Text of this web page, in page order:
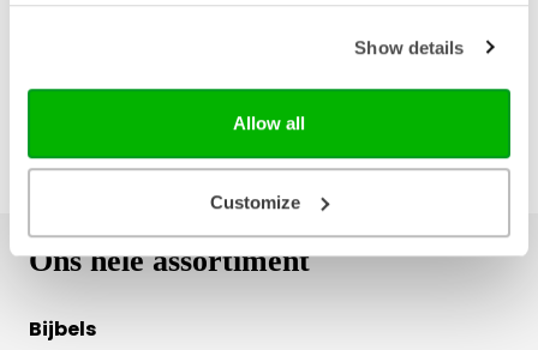
Show details
Allow all
Customize
Gratis retourneren
Ons hele assortiment
Bijbels